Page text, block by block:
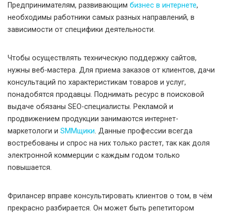
Предпринимателям, развивающим бизнес в интернете,
необходимы работники самых разных направлений, в
зависимости от специфики деятельности.
Чтобы осуществлять техническую поддержку сайтов,
нужны веб-мастера. Для приема заказов от клиентов, дачи
консультаций по характеристикам товаров и услуг,
понадобятся продавцы. Поднимать ресурс в поисковой
выдаче обязаны SEO-специалисты. Рекламой и
продвижением продукции занимаются интернет-
маркетологи и SMMщики. Данные профессии всегда
востребованы и спрос на них только растет, так как доля
электронной коммерции с каждым годом только
повышается.
Фрилансер вправе консультировать клиентов о том, в чём
прекрасно разбирается. Он может быть репетитором